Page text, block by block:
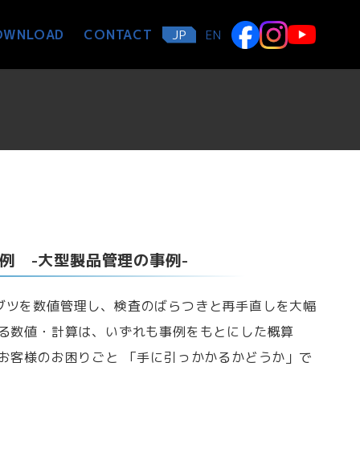
CONTACT JP EN
-大型製品管理の事例-
を数値管理し、検査のばらつきと再手直しを大幅
値・計算は、いずれも事例をもとにした概算
客様のお困りごと 「手に引っかかるかどうか」で